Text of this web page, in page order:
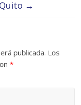
→
publicada. Los
*